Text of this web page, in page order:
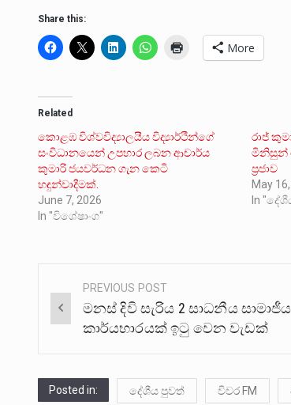
Share this:
More
Related
කොළඹ විශ්වවිද්‍යාලයීය විද්‍යාර්ථීන්ගේ
සංවිධානයෙන් උපහාර ලබන ආචාර්ය
කුමාරි ජයවර්ධන ගැන කෙටි
හඳුන්වාදීමක්.
June 7, 2026
In "විශේෂාංග"
රාජ්
මිනිසුන්
ප්‍රජාව
May
In
Post
navigation
PREVIOUS POST
මනස් දිවි සැරිය 2 සාධනීය සාමාජීය
කාර්යභාරයක් ඉටු වෙන වැඩක්
Posted in: දේශීය පුවත් විවර FM